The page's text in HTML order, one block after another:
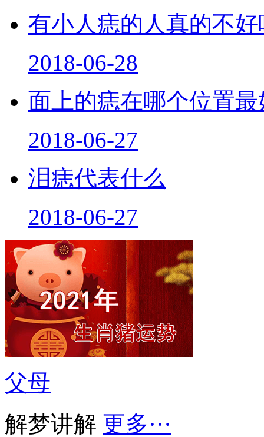
有小人痣的人真的不好
2018-06-28
面上的痣在哪个位置最
2018-06-27
泪痣代表什么
2018-06-27
父母
解梦讲解 更多···